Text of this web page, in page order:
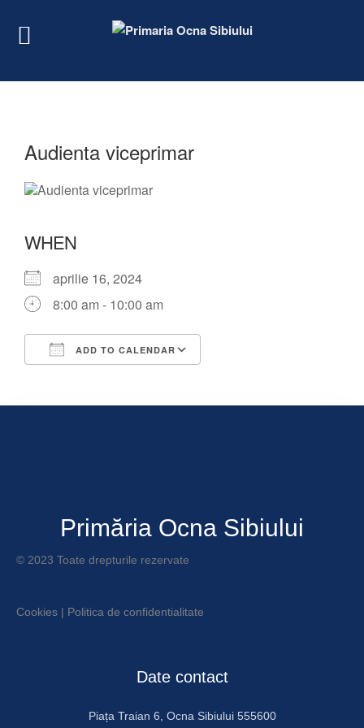
Audienta viceprimar
WHEN
aprilie 16, 2024
8:00 am - 10:00 am
ADD TO CALENDAR
Primăria Ocna Sibiului
© 2023 Toate drepturile rezervate
Cookies | Politica de confidentialitate
Date contact
Piața Traian 6, Ocna Sibiului 555600